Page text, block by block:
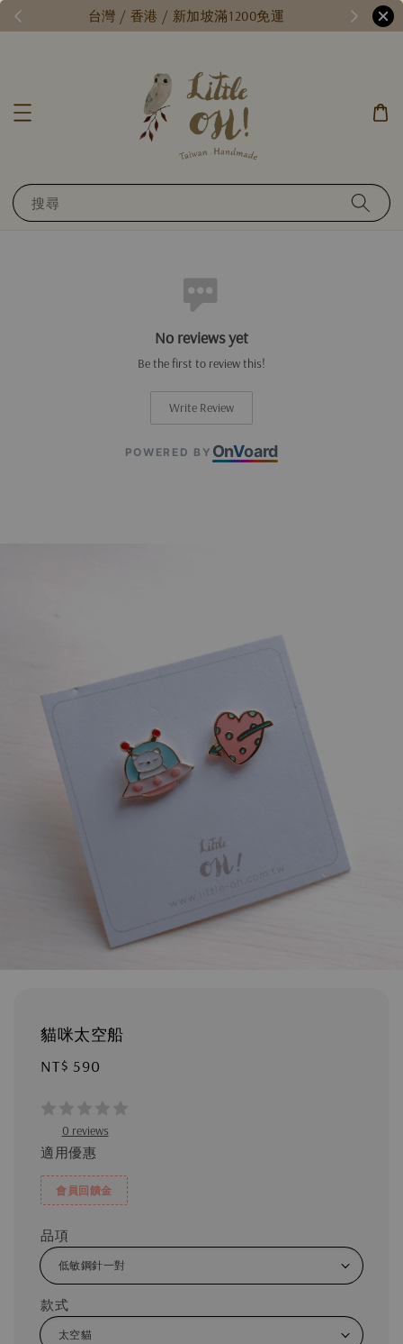
台灣 / 香港 / 新加坡滿1200免運
搜尋
貓咪太空船
Regular
NT$ 590
0 reviews
適用優惠
會員回饋金
品項
款式
No reviews yet
Be the first to review this!
Write Review
POWERED BY OnVoard